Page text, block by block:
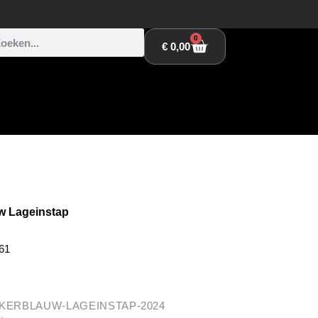
€0,00
0
Lageinstap
LAGEINSTAP-2024